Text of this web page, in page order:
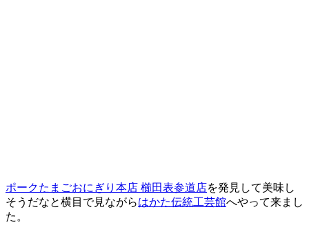
ポークたまごおにぎり本店 櫛田表参道店を発見して美味し
そうだなと横目で見ながらはかた伝統工芸館へやって来まし
た。